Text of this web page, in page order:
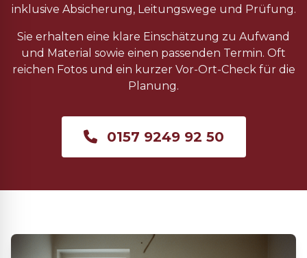
inklusive Absicherung, Leitungswege und Prüfung.
Sie erhalten eine klare Einschätzung zu Aufwand
und Material sowie einen passenden Termin. Oft
reichen Fotos und ein kurzer Vor-Ort-Check für die
Planung.
0157 9249 92 50